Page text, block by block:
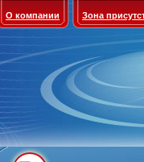
О компании Зона